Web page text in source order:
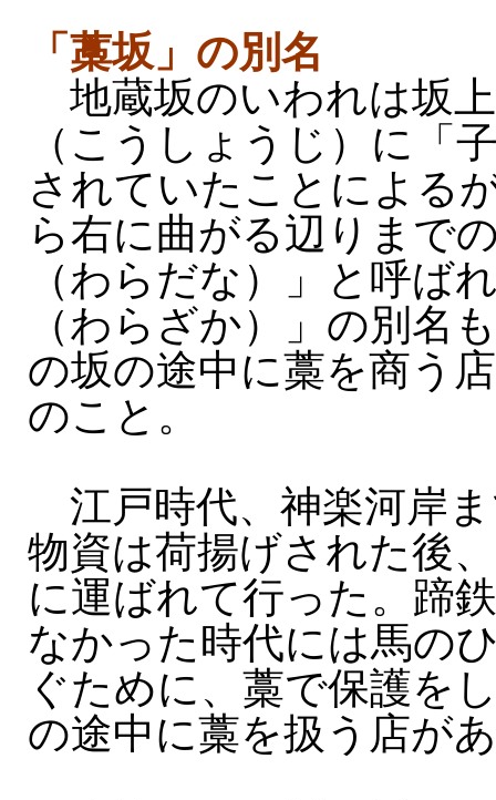
「藁坂」の別名
地蔵坂のいわれは坂
（こうしょうじ）に「
されていたことによる
ら右に曲がる辺りまで
（わらだな）」と呼ば
（わらざか）」の別名
の坂の途中に藁を商う
のこと。
江戸時代、神楽河岸
物資は荷揚げされた後
に運ばれて行った。蹄
なかった時代には馬の
ぐために、藁で保護を
の途中に藁を扱う店が